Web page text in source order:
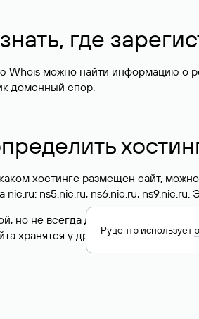
где
можно найти информацию о
доменный спор.
хостинге размещен сайт,
nic.ru: ns5.nic.ru, ns6.nic.ru, ns9.nic.ru.
но не всегда достоверный
хранятся у другого хостинг-
Руцентр использует